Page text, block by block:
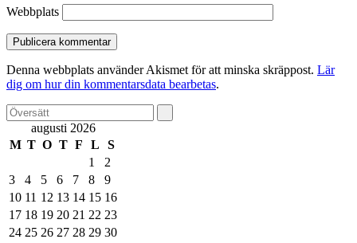
Webbplats
Denna webbplats använder Akismet för att minska skräppost. Lär
dig om hur din kommentarsdata bearbetas.
augusti 2026
M T O T F L
S
1
2
3
4 5 6 7 8
9
10 11 12 13 14 15 16
17 18 19 20 21 22 23
24 25 26 27 28 29 30